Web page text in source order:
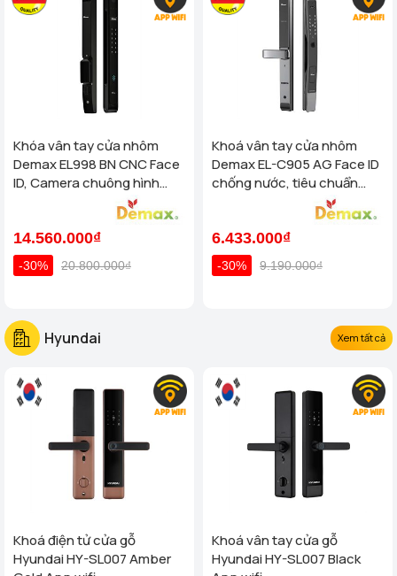
Khóa vân tay cửa nhôm
Demax EL998 BN CNC Face
ID, Camera chuông hình
chống nước của tiêu chuẩn
14.560.000₫
-30% 20.800.000₫
Khoá vân tay cửa nhôm
Demax EL-C905 AG Face ID
chống nước, tiêu chuẩn
6.433.000₫
-30% 9.190.000₫
Hyundai Xem tất cả
Khoá điện tử cửa gỗ
Hyundai HY-SL007 Amber
Khoá vân tay cửa gỗ
Hyundai HY-SL007 Black